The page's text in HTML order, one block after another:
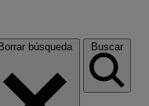
Borrar búsqueda Buscar